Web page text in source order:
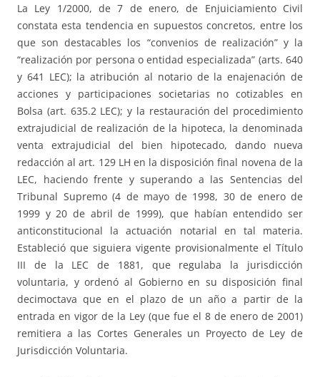
La Ley 1/2000, de 7 de enero, de Enjuiciamiento Civil
constata esta tendencia en supuestos concretos, entre los
que son destacables los “convenios de realización” y la
“realización por persona o entidad especializada” (arts. 640
y 641 LEC); la atribución al notario de la ena­jenación de
acciones y participaciones societarias no cotizables en
Bolsa (art. 635.2 LEC); y la restauración del procedimiento
extrajudicial de realización de la hipoteca, la denominada
venta extrajudicial del bien hipotecado, dando nueva
redacción al art. 129 LH en la disposición final novena de la
LEC, haciendo frente y superando a las Sentencias del
Tribunal Supremo (4 de mayo de 1998, 30 de enero de
1999 y 20 de abril de 1999), que habían entendido ser
anticonstitucional la actuación notarial en tal materia.
Estableció que siguiera vigente provisionalmente el Título
III de la LEC de 1881, que regulaba la jurisdicción
voluntaria, y ordenó al Gobierno en su disposición final
decimoctava que en el plazo de un año a partir de la
entrada en vigor de la Ley (que fue el 8 de enero de 2001)
remitiera a las Cortes Generales un Proyecto de Ley de
Jurisdicción Voluntaria.